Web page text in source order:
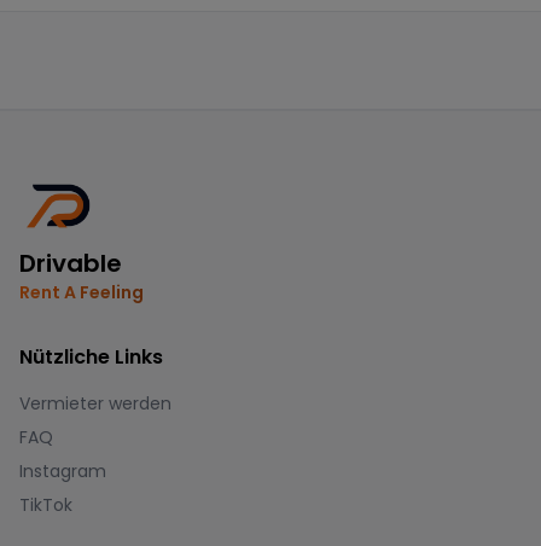
Drivable
Rent A Feeling
Nützliche Links
Vermieter werden
FAQ
Instagram
TikTok